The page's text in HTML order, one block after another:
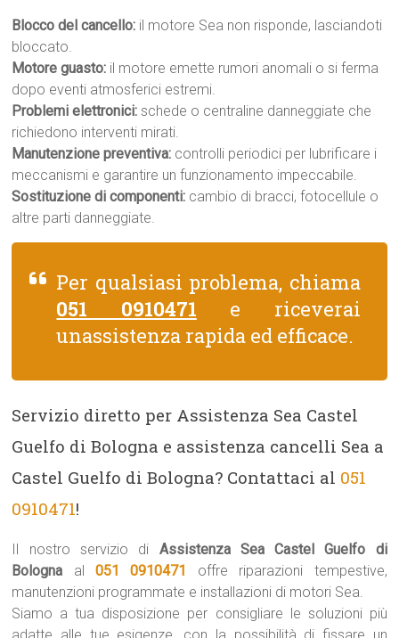
Blocco del cancello: il motore Sea non risponde, lasciandoti
bloccato.
Motore guasto: il motore emette rumori anomali o si ferma
dopo eventi atmosferici estremi.
Problemi elettronici: schede o centraline danneggiate che
richiedono interventi mirati.
Manutenzione preventiva: controlli periodici per lubrificare i
meccanismi e garantire un funzionamento impeccabile.
Sostituzione di componenti: cambio di bracci, fotocellule o
altre parti danneggiate.
Per qualsiasi problema, chiama
051 0910471 e riceverai
unassistenza rapida ed efficace.
Servizio diretto per Assistenza Sea Castel
Guelfo di Bologna e assistenza cancelli Sea a
Castel Guelfo di Bologna? Contattaci al 051
0910471!
Il nostro servizio di Assistenza Sea Castel Guelfo di
Bologna al051 0910471
offre riparazioni tempestive,
manutenzioni programmate e installazioni di motori Sea.
Siamo a tua disposizione per consigliare le soluzioni più